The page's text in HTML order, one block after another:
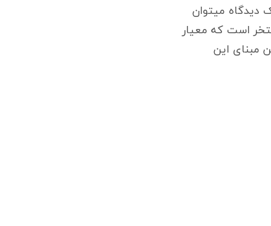
دیدگاه میتوان
است که معیار
مبنای این